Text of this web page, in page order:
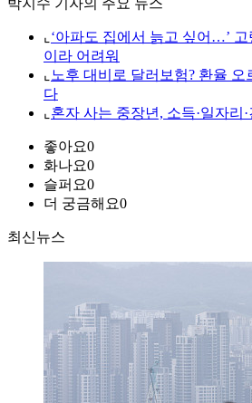
박지수 기자의 주요 뉴스
⌞ ‘아파도 집에서 늙고 싶어…’ 고
이라 어려워
⌞ 노후 대비로 달러보험? 환율 오
다
⌞ 혼자 사는 중장년, 소득·일자리
좋아요0
화나요0
슬퍼요0
더 궁금해요0
최신뉴스